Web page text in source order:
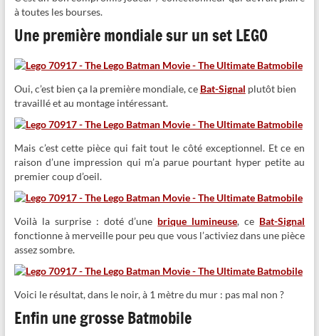
à toutes les bourses.
Une première mondiale sur un set LEGO
Oui, c’est bien ça la première mondiale, ce Bat-Signal plutôt bien
travaillé et au montage intéressant.
Mais c’est cette pièce qui fait tout le côté exceptionnel. Et ce en
raison d’une impression qui m’a parue pourtant hyper petite au
premier coup d’oeil.
Voilà la surprise : doté d’une brique lumineuse, ce Bat-Signal
fonctionne à merveille pour peu que vous l’activiez dans une pièce
assez sombre.
Voici le résultat, dans le noir, à 1 mètre du mur : pas mal non ?
Enfin une grosse Batmobile